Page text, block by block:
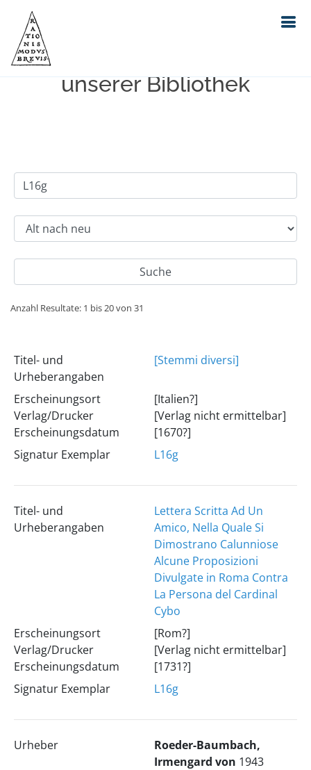
Einfache Suche im Bestand
unserer Bibliothek
Anzahl Resultate: 1 bis 20 von 31
Titel- und
Urheberangaben
[Stemmi diversi]
Erscheinungsort
Verlag/Drucker
Erscheinungsdatum
[Italien?]
[Verlag nicht ermittelbar]
[1670?]
Signatur Exemplar
L16g
Titel- und
Urheberangaben
Lettera Scritta Ad Un
Amico, Nella Quale Si
Dimostrano Calunniose
Alcune Proposizioni
Divulgate in Roma Contra
La Persona del Cardinal
Cybo
Erscheinungsort
Verlag/Drucker
Erscheinungsdatum
[Rom?]
[Verlag nicht ermittelbar]
[1731?]
Signatur Exemplar
L16g
Urheber
Roeder-Baumbach,
Irmengard von 1943